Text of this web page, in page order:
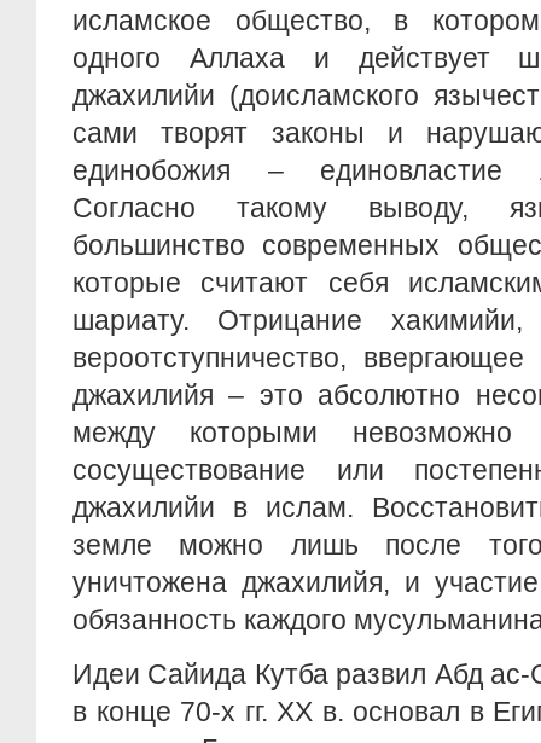
исламское общество, в
одного Аллаха и действует
джахилийи (доисламского
сами творят законы и
единобожия – единовластие
Согласно такому выводу,
большинство современных
которые считают себя
шариату. Отрицание
вероотступничество,
джахилийя – это абсолютно
между которыми невозможно
сосуществование или
джахилийи в ислам.
земле можно лишь после
уничтожена джахилийя, и
обязанность каждого
Идеи Сайида Кутба развил Абд
в конце 70-х гг. ХХ в. основал в